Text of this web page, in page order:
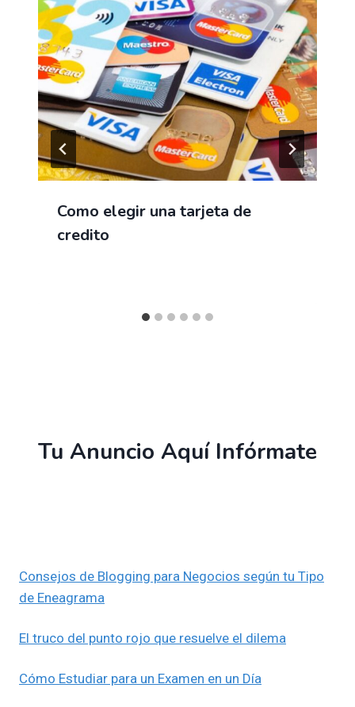
Como elegir una tarjeta de
credito
Tu Anuncio Aquí Infórmate
Consejos de Blogging para Negocios según tu Tipo
de Eneagrama
El truco del punto rojo que resuelve el dilema
Cómo Estudiar para un Examen en un Día